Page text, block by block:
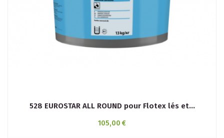
528 EUROSTAR ALL ROUND pour Flotex lés et...
105,00 €